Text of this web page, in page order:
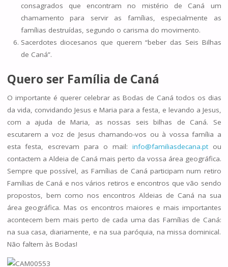
consagrados que encontram no mistério de Caná um
chamamento para servir as famílias, especialmente as
famílias destruídas, segundo o carisma do movimento.
Sacerdotes diocesanos que querem “beber das Seis Bilhas
de Caná”.
Quero ser Família de Caná
O importante é querer celebrar as Bodas de Caná todos os dias
da vida, convidando Jesus e Maria para a festa, e levando a Jesus,
com a ajuda de Maria, as nossas seis bilhas de Caná. Se
escutarem a voz de Jesus chamando-vos ou à vossa família a
esta festa, escrevam para o mail: info@familiasdecana.ptou
contactem a Aldeia de Caná mais perto da vossa área geográfica.
Sempre que possível, as Famílias de Caná participam num retiro
Famílias de Caná e nos vários retiros e encontros que vão sendo
propostos, bem como nos encontros Aldeias de Caná na sua
área geográfica. Mas os encontros maiores e mais importantes
acontecem bem mais perto de cada uma das Famílias de Caná:
na sua casa, diariamente, e na sua paróquia, na missa dominical.
Não faltem às Bodas!